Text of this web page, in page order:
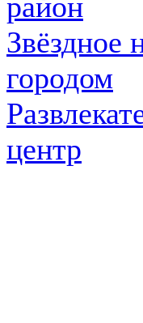
Звёздное
городом
центр